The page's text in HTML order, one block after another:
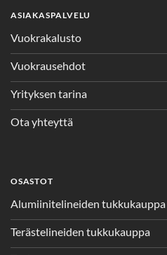
ASIAKASPALVELU
Vuokrakalusto
Vuokrausehdot
Yrityksen tarina
Ota yhteyttä
OSASTOT
Alumiinitelineiden tukkukauppa
Terästelineiden tukkukauppa